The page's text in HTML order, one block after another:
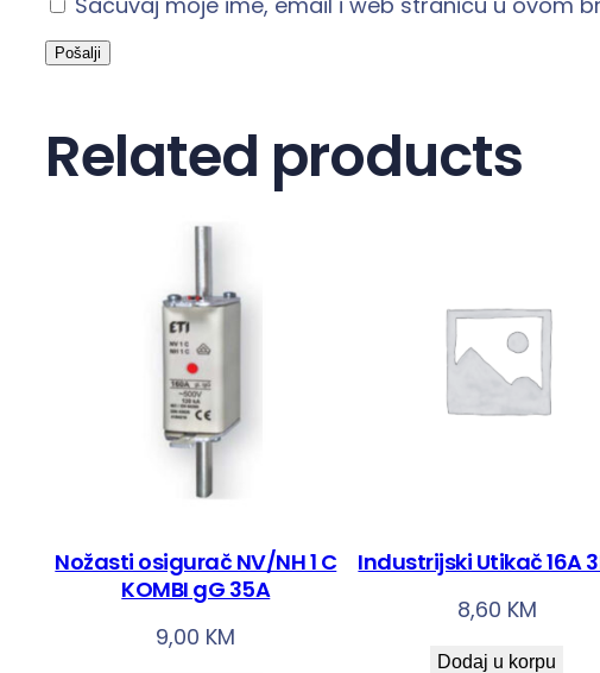
Related products
Nožasti osigurač NV/NH 1 C
KOMBI gG 35A
9,00 KM
Industrijski Utikač 16A
8,60 KM
Dodaj u korpu